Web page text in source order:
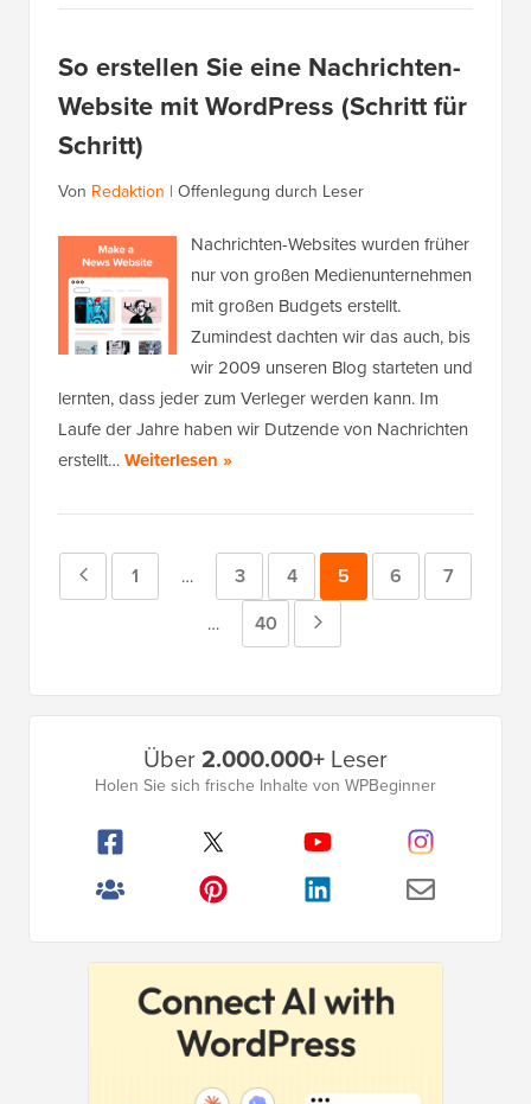
So erstellen Sie eine Nachrichten-
Website mit WordPress (Schritt für
Schritt)
Von Redaktion | Offenlegung durch Leser
Nachrichten-Websites wurden früher
nur von großen Medienunternehmen
mit großen Budgets erstellt.
Zumindest dachten wir das auch, bis
wir 2009 unseren Blog starteten und
lernten, dass jeder zum Verleger werden kann. Im
Laufe der Jahre haben wir Dutzende von Nachrichten
erstellt…Weiterlesen »
Vorherige
Seite
1
Zwischenseiten
weggelassen
… Seite
3 Seite
4 Seite
5 Seite
6 Seite
7
Zwischenseiten
weggelassen
… Seite
40
Seitenleistenmenü
Über2.000.000+ Leser
Holen Sie sich frische Inhalte von WPBeginner